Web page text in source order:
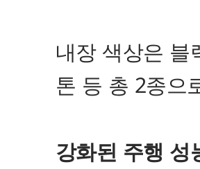
내장 색상은 블
톤 등 총 2종으
강화된 주행 성